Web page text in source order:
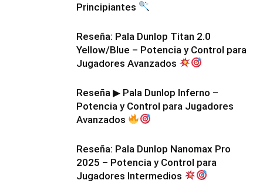
Principiantes
Reseña: Pala Dunlop Titan 2.0
Yellow/Blue – Potencia y Control para
Jugadores Avanzados
Reseña ▶ Pala Dunlop Inferno –
Potencia y Control para Jugadores
Avanzados
Reseña: Pala Dunlop Nanomax Pro
2025 – Potencia y Control para
Jugadores Intermedios